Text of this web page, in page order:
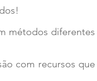
métodos diferentes
com recursos que